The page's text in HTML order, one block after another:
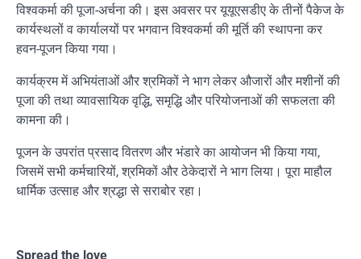
विश्वकर्मा की पूजा-अर्चना की। इस अवसर पर यूयूएसडीए के तीनों पैकेज के
कार्यस्थलों व कार्यालयों पर भगवान विश्वकर्मा की मूर्ति की स्थापना कर
हवन-पूजन किया गया।
कार्यक्रम में अभियंताओं और श्रमिकों ने भाग लेकर औजारों और मशीनों की
पूजा की तथा व्यावसायिक वृद्धि, समृद्धि और परियोजनाओं की सफलता की
कामना की।
पूजन के उपरांत प्रसाद वितरण और भंडारे का आयोजन भी किया गया,
जिसमें सभी कर्मचारियों, श्रमिकों और ठेकेदारों ने भाग लिया। पूरा माहौल
धार्मिक उत्साह और श्रद्धा से सराबोर रहा।
Spread the love